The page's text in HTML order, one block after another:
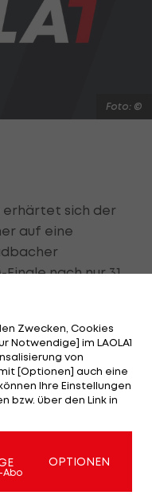
Foto: ©
erhärtet sich der
auf eine
nach nur 31
nachdem
Ezequiel Garay
hatte. Der
kurz vor Beginn
Sami Khedira
Zwecken, Cookies
Notwendige] im LAOLA1
von
[Optionen] auch eine
Ihre Einstellungen
bzw. über den Link in
Abo
OPTIONEN